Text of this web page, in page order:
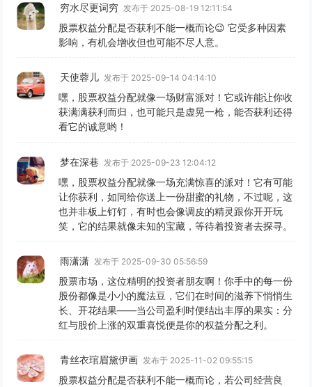
穷水尽更词穷 发布于 2025-08-19 12:11:54
股票权益分配是否获利不能一概而论😉 它受多种因素
影响，有机会增收但也可能不尽人意。
天使蓉儿 发布于 2025-09-14 04:14:10
嘿，股票权益分配就像一场财富派对！它或许能让你收
获满满获利而归，也可能只是虚晃一枪，能否获利还得
看它的诚意哟！
梦在深巷 发布于 2025-09-23 12:04:12
嘿，股票权益分配就像一场充满惊喜的派对！它有可能
让你获利，如同给你送上一份甜蜜的礼物，不过呢，这
也并非板上钉钉，有时也会像调皮的精灵跟你开开玩
笑，它的结果就像未知的宝藏，等待着投资者去探寻。
雨潇潇 发布于 2025-09-30 05:56:59
股票市场，这位精明的投资者朋友啊！你手中的每一份
股份都像是小小的魔法豆，它们在时间的滋养下悄悄生
长、开花结果——当公司盈利时便结出丰厚的果实：分
红与股价上涨的双重喜悦便是你的权益分配之利。
青丝衣琯眉黛伊画 发布于 2025-11-02 09:55:15
股票权益分配是否获利不能一概而论，若公司经营良